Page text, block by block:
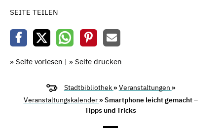
SEITE TEILEN
» Seite vorlesen | » Seite drucken
Stadtbibliothek »Veranstaltungen »
Veranstaltungskalender » Smartphone leicht gemacht –
Tipps und Tricks